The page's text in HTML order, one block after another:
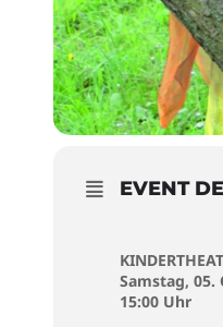
EVENT
Samstag, 05.
15:00 Uhr